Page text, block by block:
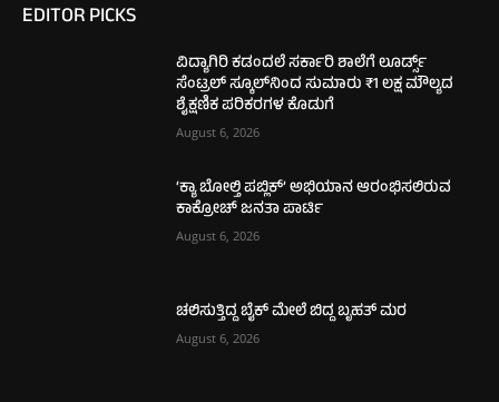
EDITOR PICKS
ವಿದ್ಯಾಗಿರಿ ಕಡಂದಲೆ ಸರ್ಕಾರಿ ಶಾಲೆಗೆ ಲೂರ್ಡ್ಸ್
ಸೆಂಟ್ರಲ್ ಸ್ಕೂಲ್‌ನಿಂದ ಸುಮಾರು ₹1 ಲಕ್ಷ ಮೌಲ್ಯದ
ಶೈಕ್ಷಣಿಕ ಪರಿಕರಗಳ ಕೊಡುಗೆ
August 6, 2026
‘ಕ್ಯಾ ಬೋಲ್ತಿ ಪಬ್ಲಿಕ್’ ಅಭಿಯಾನ ಆರಂಭಿಸಲಿರುವ
ಕಾಕ್ರೋಚ್ ಜನತಾ ಪಾರ್ಟಿ
August 6, 2026
ಚಲಿಸುತ್ತಿದ್ದ ಬೈಕ್ ಮೇಲೆ ಬಿದ್ದ ಬೃಹತ್ ಮರ
August 6, 2026